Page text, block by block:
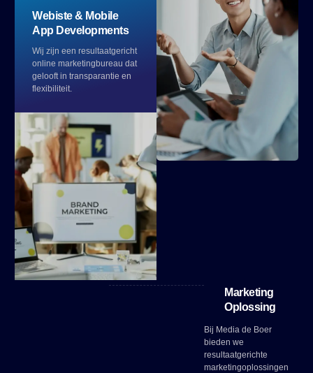
Webiste & Mobile
App Developments
Wij zijn een resultaatgericht
online marketingbureau dat
gelooft in transparantie en
flexibiliteit.
Marketing
Oplossing
Bij Media de Boer
bieden we
resultaatgerichte
marketingoplossingen